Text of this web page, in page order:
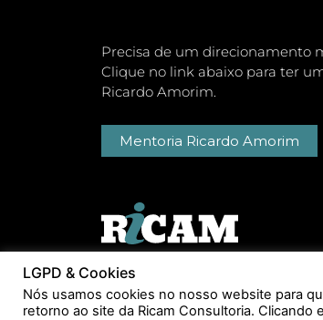
Precisa de um direcionamento
Clique no link abaixo para ter
Ricardo Amorim.
Mentoria Ricardo Amorim
LGPD & Cookies
Nós usamos cookies no nosso website para
retorno ao site da Ricam Consultoria.